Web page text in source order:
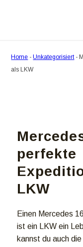
Home -Unkategorisiert-
als LKW
perfekte
LKW
Einen Mercedes
ist ein LKW ein
kannst du auch